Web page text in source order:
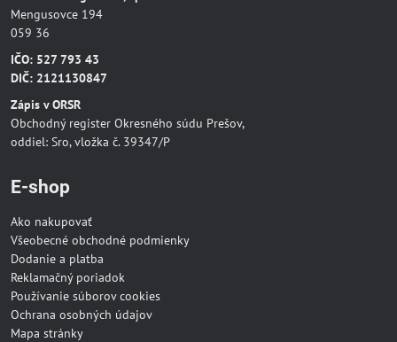
Mengusovce 194
059 36
IČO: 527 793 43
DIČ: 2121130847
Zápis v ORSR
Obchodný register Okresného súdu Prešov,
oddiel: Sro, vložka č. 39347/P
E-shop
Ako nakupovať
Všeobecné obchodné podmienky
Dodanie a platba
Reklamačný poriadok
Používanie súborov cookies
Ochrana osobných údajov
Mapa stránky